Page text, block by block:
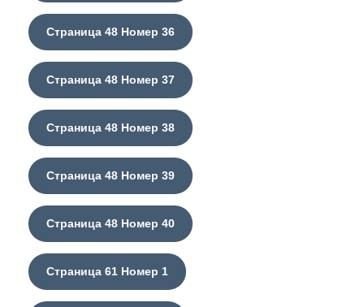
Страница 48 Номер 36
Страница 48 Номер 37
Страница 48 Номер 38
Страница 48 Номер 39
Страница 48 Номер 40
Страница 61 Номер 1